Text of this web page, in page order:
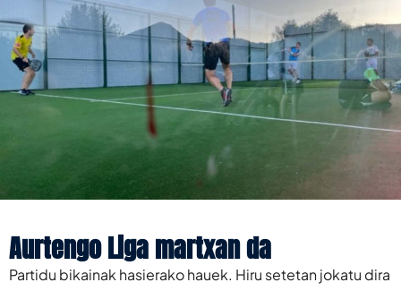
Aurtengo Liga martxan da
Partidu bikainak hasierako hauek. Hiru setetan jokatu dira